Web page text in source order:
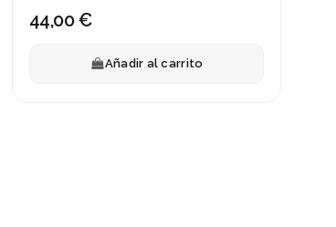
44,00 €
Añadir al carrito